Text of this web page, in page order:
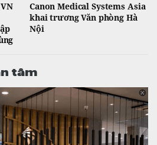
Canon Medical Systems Asia
khai trương Văn phòng Hà
Nội
tâm